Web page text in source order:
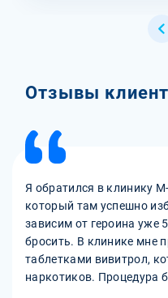
Отзывы
Я обратился в клинику
который там успешно
зависим от героина уже
бросить. В клинике мне
таблетками вивитрол,
наркотиков. Процедура